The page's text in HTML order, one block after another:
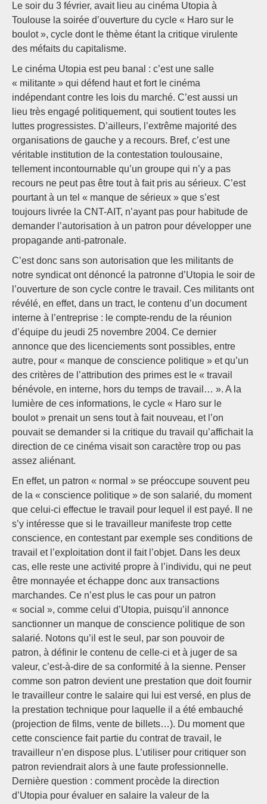
Le soir du 3 février, avait lieu au cinéma Utopia à
Toulouse la soirée d’ouverture du cycle « Haro sur le
boulot », cycle dont le thème étant la critique virulente
des méfaits du capitalisme.
Le cinéma Utopia est peu banal : c’est une salle
« militante » qui défend haut et fort le cinéma
indépendant contre les lois du marché. C’est aussi un
lieu très engagé politiquement, qui soutient toutes les
luttes progressistes. D’ailleurs, l’extrême majorité des
organisations de gauche y a recours. Bref, c’est une
véritable institution de la contestation toulousaine,
tellement incontournable qu’un groupe qui n’y a pas
recours ne peut pas être tout à fait pris au sérieux. C’est
pourtant à un tel « manque de sérieux » que s’est
toujours livrée la CNT-AIT, n’ayant pas pour habitude de
demander l’autorisation à un patron pour développer une
propagande anti-patronale.
C’est donc sans son autorisation que les militants de
notre syndicat ont dénoncé la patronne d’Utopia le soir de
l’ouverture de son cycle contre le travail. Ces militants ont
révélé, en effet, dans un tract, le contenu d’un document
interne à l’entreprise : le compte-rendu de la réunion
d’équipe du jeudi 25 novembre 2004. Ce dernier
annonce que des licenciements sont possibles, entre
autre, pour « manque de conscience politique » et qu’un
des critères de l’attribution des primes est le « travail
bénévole, en interne, hors du temps de travail… ». A la
lumière de ces informations, le cycle « Haro sur le
boulot » prenait un sens tout à fait nouveau, et l’on
pouvait se demander si la critique du travail qu’affichait la
direction de ce cinéma visait son caractère trop ou pas
assez aliénant.
En effet, un patron « normal » se préoccupe souvent peu
de la « conscience politique » de son salarié, du moment
que celui-ci effectue le travail pour lequel il est payé. Il ne
s’y intéresse que si le travailleur manifeste trop cette
conscience, en contestant par exemple ses conditions de
travail et l’exploitation dont il fait l’objet. Dans les deux
cas, elle reste une activité propre à l’individu, qui ne peut
être monnayée et échappe donc aux transactions
marchandes. Ce n’est plus le cas pour un patron
« social », comme celui d’Utopia, puisqu’il annonce
sanctionner un manque de conscience politique de son
salarié. Notons qu’il est le seul, par son pouvoir de
patron, à définir le contenu de celle-ci et à juger de sa
valeur, c’est-à-dire de sa conformité à la sienne. Penser
comme son patron devient une prestation que doit fournir
le travailleur contre le salaire qui lui est versé, en plus de
la prestation technique pour laquelle il a été embauché
(projection de films, vente de billets…). Du moment que
cette conscience fait partie du contrat de travail, le
travailleur n’en dispose plus. L’utiliser pour critiquer son
patron reviendrait alors à une faute professionnelle.
Dernière question : comment procède la direction
d’Utopia pour évaluer en salaire la valeur de la